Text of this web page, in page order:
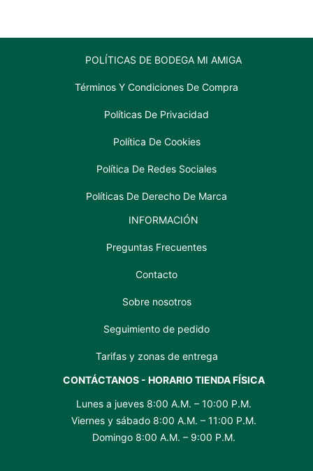
POLÍTICAS DE BODEGA MI AMIGA
Términos Y Condiciones De Compra
Políticas De Privacidad
Política De Cookies
Política De Redes Sociales
Políticas De Derecho De Marca
INFORMACIÓN
Preguntas Frecuentes
Contacto
Sobre nosotros
Seguimiento de pedido
Tarifas y zonas de entrega
CONTÁCTANOS - HORARIO TIENDA FÍSICA
Lunes a jueves 8:00 A.M. – 10:00 P.M.
Viernes y sábado 8:00 A.M. – 11:00 P.M.
Domingo 8:00 A.M. – 9:00 P.M.